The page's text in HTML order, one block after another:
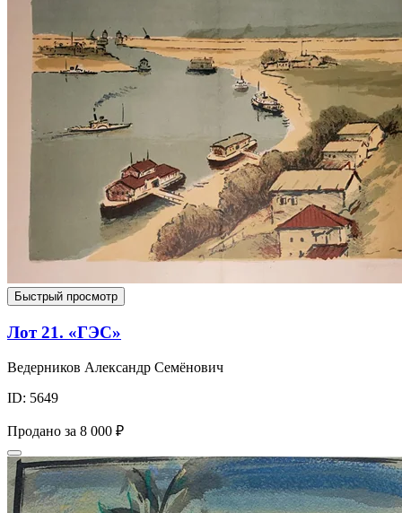
Быстрый просмотр
Лот 21. «ГЭС»
Ведерников Александр Семёнович
ID: 5649
Продано за 8 000 ₽